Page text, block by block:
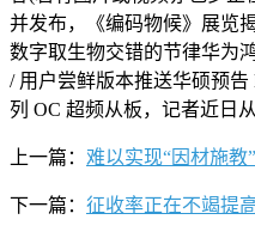
并发布，《编码物候》展览
数字取生物交错的节律华为
/ 用户尝鲜版本推送华硕预
列 OC 超频从板，记者近日
上一篇： 难以实现“因材施教”
下一篇： 征收率正在不竭提